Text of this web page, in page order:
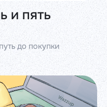
и пять
до покупки